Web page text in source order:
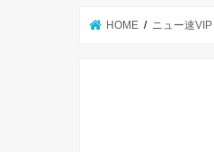
HOME ニュー速VIP